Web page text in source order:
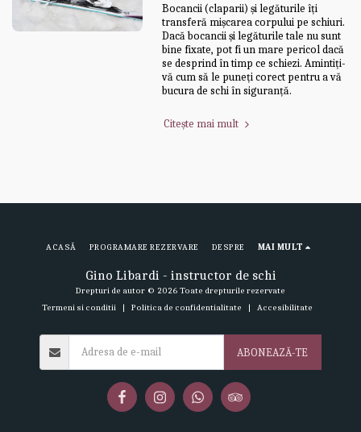
Bocancii (claparii) și legăturile îți
transferă mișcarea corpului pe schiuri.
Dacă bocancii și legăturile tale nu sunt
bine fixate, pot fi un mare pericol dacă
se desprind în timp ce schiezi. Amintiți-
vă cum să le puneți corect pentru a vă
bucura de schi în siguranță.
Citește mai mult
Gino Libardi - instructor de schi
Drepturi de autor © 2026 Toate drepturile rezervate
Termeni si conditii | Politica de confidentialitate | Accesibilitate
ACASĂ PROGRAMARE REZERVARE DESPRE MAI MULT
ABONEAZĂ-TE